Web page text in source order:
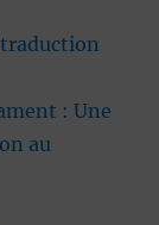
: Une
au